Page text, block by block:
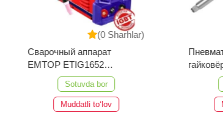
(0 Sharhlar)
Сварочный аппарат
EMTOP ETIG1652
TIG/MMA
Sotuvda bor
Muddatli to‘lov